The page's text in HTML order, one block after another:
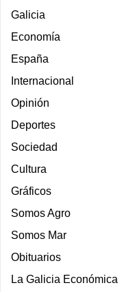
Galicia
Economía
España
Internacional
Opinión
Deportes
Sociedad
Cultura
Gráficos
Somos Agro
Somos Mar
Obituarios
La Galicia Económica